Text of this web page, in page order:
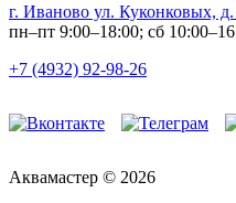
г. Иваново ул. Куконковых,
пн–пт 9:00–18:00; сб
+7 (4932) 92-98-26
Аквамастер © 2026